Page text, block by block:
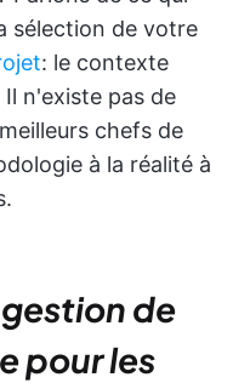
sélection de votre
: le contexte
n'existe pas de
chefs de
à la réalité à
de
pour les